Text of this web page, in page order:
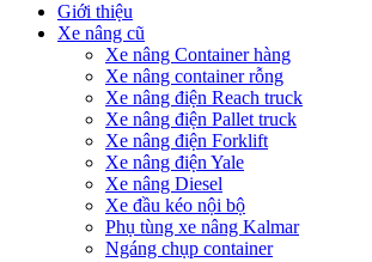
Giới thiệu
Xe nâng cũ
Xe nâng Container hàng
Xe nâng container rỗng
Xe nâng điện Reach truck
Xe nâng điện Pallet truck
Xe nâng điện Forklift
Xe nâng điện Yale
Xe nâng Diesel
Xe đầu kéo nội bộ
Phụ tùng xe nâng Kalmar
Ngáng chụp container